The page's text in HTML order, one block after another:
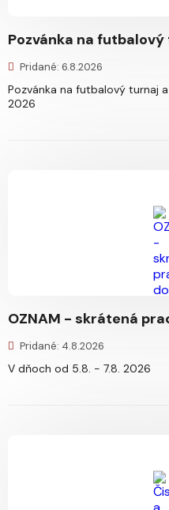
Pozvánka na
Pridané: 6.8.2026
Pozvánka na futbalový turnaj
2026
OZNAM - skrátená
Pridané: 4.8.2026
V dňoch od 5.8. - 7.8. 2026